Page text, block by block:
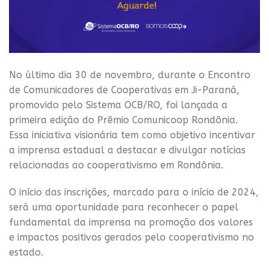
No último dia 30 de novembro, durante o Encontro
de Comunicadores de Cooperativas em Ji-Paraná,
promovido pelo Sistema OCB/RO, foi lançada a
primeira edição do Prêmio Comunicoop Rondônia.
Essa iniciativa visionária tem como objetivo incentivar
a imprensa estadual a destacar e divulgar notícias
relacionadas ao cooperativismo em Rondônia.
O início das inscrições, marcado para o início de 2024,
será uma oportunidade para reconhecer o papel
fundamental da imprensa na promoção dos valores
e impactos positivos gerados pelo cooperativismo no
estado.